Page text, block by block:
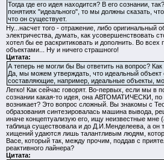
Тогда где его идея находится? В его сознании,
понятиях "идеального", то мы должны сказать,
что он существует.
Ну...насчет того - отражение, либо
электричества, думать, как усовершенствовать
хотел бы ее раскритиковать и дополнить. Во
объектами... Ну и ничего страшного!
Цитата:
А теперь не могли бы Вы ответить на вопрос?
Да, мы можем утверждать, что идеальный объект
составляющие, например, идеальные объекты,
Легко! Как сейчас говорят. Во-первых, если мы в
сознании какая-то идея, она АВТОМАТИЧЕСКИ, по
возникает? Это вопрос сложный. Вы знакомы с
образования синтезировалась машина вывода,
иначе концептуализую его, ищу неизвестные
таблица существовала и до Д.И.Менделеева, а он
хищений удаются лишь талантливым людям,
Васе, который так, между прочим, поддав с
реактивного лайнера?
Цитата: